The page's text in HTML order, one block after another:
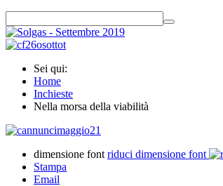
Sei qui:
Home
Inchieste
Nella morsa della viabilità
dimensione font riduci dimensione font
Stampa
Email